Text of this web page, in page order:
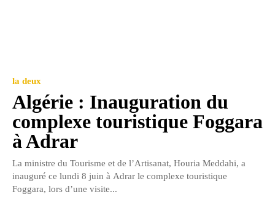
la deux
Algérie : Inauguration du
complexe touristique Foggara
à Adrar
La ministre du Tourisme et de l’Artisanat, Houria Meddahi, a
inauguré ce lundi 8 juin à Adrar le complexe touristique
Foggara, lors d’une visite...